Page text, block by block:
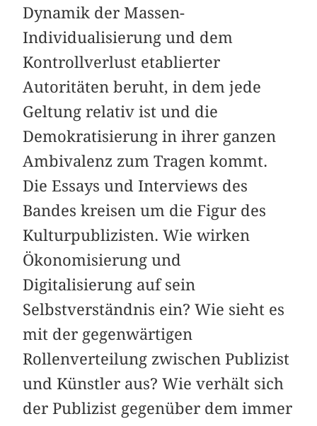
Dynamik der Massen-
Individualisierung und dem
Kontrollverlust etablierter
Autoritäten beruht, in dem jede
Geltung relativ ist und die
Demokratisierung in ihrer ganzen
Ambivalenz zum Tragen kommt.
Die Essays und Interviews des
Bandes kreisen um die Figur des
Kulturpublizisten. Wie wirken
Ökonomisierung und
Digitalisierung auf sein
Selbstverständnis ein? Wie sieht es
mit der gegenwärtigen
Rollenverteilung zwischen Publizist
und Künstler aus? Wie verhält sich
der Publizist gegenüber dem immer